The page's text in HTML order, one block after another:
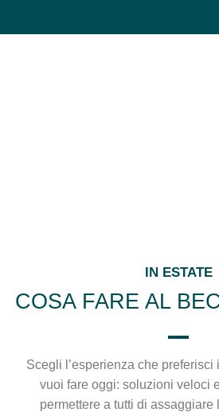
IN ESTATE
COSA FARE AL
Scegli l’esperienza che
vuoi fare oggi: soluzioni veloci
permettere a tutti di assaggiare